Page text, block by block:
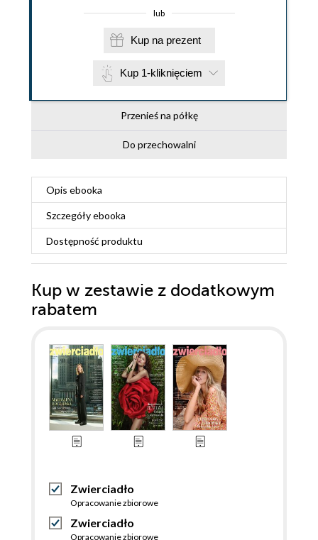
lub
Kup na prezent
Kup 1-kliknięciem
Przenieś na półkę
Do przechowalni
Opis ebooka
Szczegółyebooka
Dostępność produktu
Kup w zestawie z dodatkowym
rabatem
Zwierciadło
Opracowanie zbiorowe
Zwierciadło
Opracowanie zbiorowe